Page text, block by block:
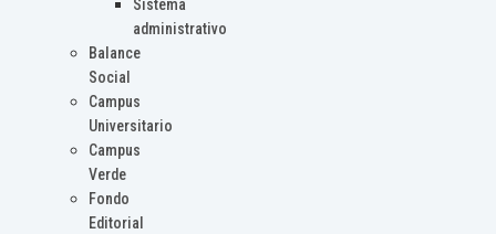
Sistema
administrativo
Balance
Social
Campus
Universitario
Campus
Verde
Fondo
Editorial